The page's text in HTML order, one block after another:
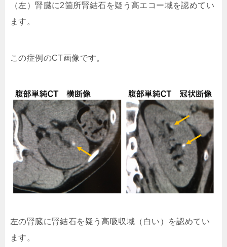
（左）腎臓に2箇所腎結石を疑う高エコー域を認めてい
ます。
この症例のCT画像です。
左の腎臓に腎結石を疑う高吸収域（白い）を認めてい
ます。